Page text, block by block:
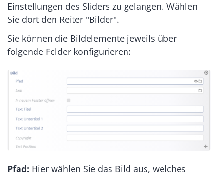
Einstellungen des Sliders zu gelangen. Wählen
Sie dort den Reiter "Bilder".
Sie können die Bildelemente jeweils über
folgende Felder konfigurieren:
Pfad: Hier wählen Sie das Bild aus, welches